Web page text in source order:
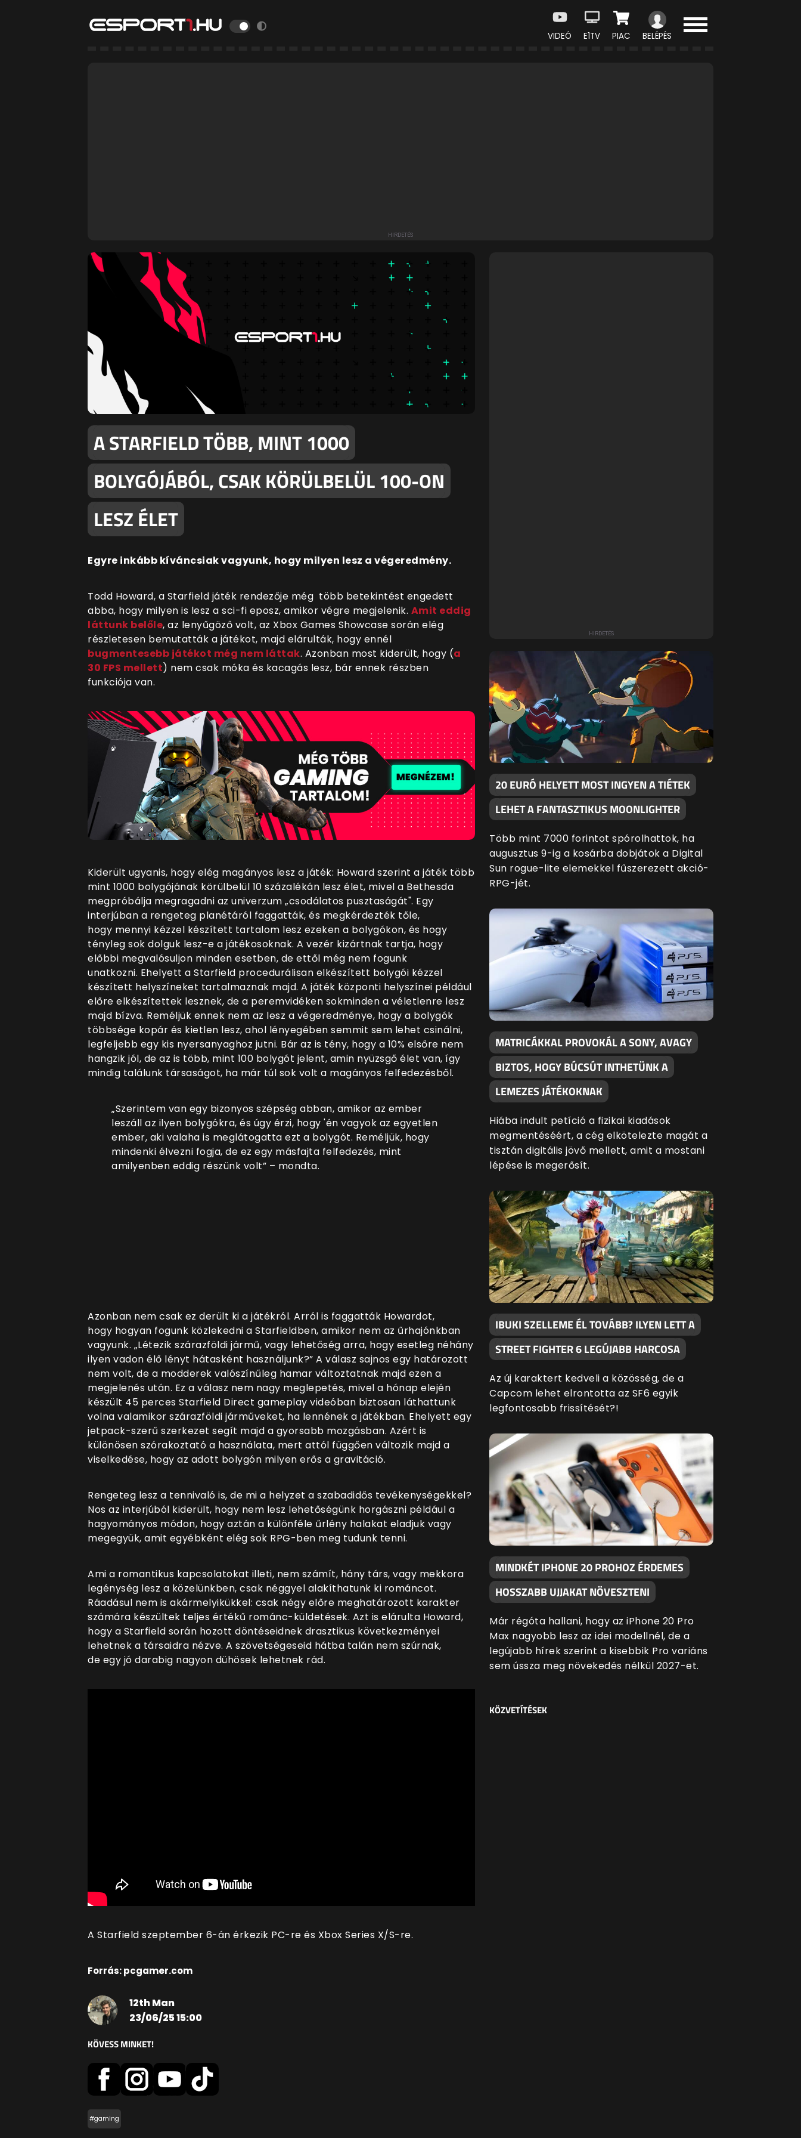
VIDEÓ E1TV PIAC BELÉPÉS
A STARFIELD TÖBB, MINT 1000
BOLYGÓJÁBÓL, CSAK KÖRÜLBELÜL 100-ON
LESZ ÉLET
Egyre inkább kíváncsiak vagyunk, hogy milyen lesz a végeredmény.
Todd Howard, a Starfield játék rendezője még több betekintést engedett
abba, hogy milyen is lesz a sci-fi eposz, amikor végre megjelenik. Amit eddig
láttunk belőle, az lenyűgöző volt, az Xbox Games Showcase során elég
részletesen bemutatták a játékot, majd elárulták, hogy ennél
bugmentesebb játékot még nem láttak. Azonban most kiderült, hogy (a
30 FPS mellett) nem csak móka és kacagás lesz, bár ennek részben
funkciója van.
Kiderült ugyanis, hogy elég magányos lesz a játék: Howard szerint a játék több
mint 1000 bolygójának körülbelül 10 százalékán lesz élet, mivel a Bethesda
megpróbálja megragadni az univerzum „csodálatos pusztaságát". Egy
interjúban a rengeteg planétáról faggatták, és megkérdezték tőle,
hogy mennyi kézzel készített tartalom lesz ezeken a bolygókon, és hogy
tényleg sok dolguk lesz-e a játékosoknak. A vezér kizártnak tartja, hogy
előbbi megvalósuljon minden esetben, de ettől még nem fogunk
unatkozni. Ehelyett a Starfield procedurálisan elkészített bolygói kézzel
készített helyszíneket tartalmaznak majd. A játék központi helyszínei például
előre elkészítettek lesznek, de a peremvidéken sokminden a véletlenre lesz
majd bízva. Reméljük ennek nem az lesz a végeredménye, hogy a bolygók
többsége kopár és kietlen lesz, ahol lényegében semmit sem lehet csinálni,
legfeljebb egy kis nyersanyaghoz jutni. Bár az is tény, hogy a 10% elsőre nem
hangzik jól, de az is több, mint 100 bolygót jelent, amin nyüzsgő élet van, így
mindig találunk társaságot, ha már túl sok volt a magányos felfedezésből.
„Szerintem van egy bizonyos szépség abban, amikor az ember
leszáll az ilyen bolygókra, és úgy érzi, hogy 'én vagyok az egyetlen
ember, aki valaha is meglátogatta ezt a bolygót. Reméljük, hogy
mindenki élvezni fogja, de ez egy másfajta felfedezés, mint
amilyenben eddig részünk volt” – mondta.
Azonban nem csak ez derült ki a játékról. Arról is faggatták Howardot,
hogy hogyan fogunk közlekedni a Starfieldben, amikor nem az űrhajónkban
vagyunk. „Létezik szárazföldi jármű, vagy lehetőség arra, hogy esetleg néhány
ilyen vadon élő lényt hátasként használjunk?” A válasz sajnos egy határozott
nem volt, de a modderek valószínűleg hamar változtatnak majd ezen a
megjelenés után. Ez a válasz nem nagy meglepetés, mivel a hónap elején
készült 45 perces Starfield Direct gameplay videóban biztosan láthattunk
volna valamikor szárazföldi járműveket, ha lennének a játékban. Ehelyett egy
jetpack-szerű szerkezet segít majd a gyorsabb mozgásban. Azért is
különösen szórakoztató a használata, mert attól függően változik majd a
viselkedése, hogy az adott bolygón milyen erős a gravitáció.
Rengeteg lesz a tennivaló is, de mi a helyzet a szabadidős tevékenységekkel?
Nos az interjúból kiderült, hogy nem lesz lehetőségünk horgászni például a
hagyományos módon, hogy aztán a különféle űrlény halakat eladjuk vagy
megegyük, amit egyébként elég sok RPG-ben meg tudunk tenni.
Ami a romantikus kapcsolatokat illeti, nem számít, hány társ, vagy mekkora
legénység lesz a közelünkben, csak néggyel alakíthatunk ki románcot.
Ráadásul nem is akármelyikükkel: csak négy előre meghatározott karakter
számára készültek teljes értékű románc-küldetések. Azt is elárulta Howard,
hogy a Starfield során hozott döntéseidnek drasztikus következményei
lehetnek a társaidra nézve. A szövetségeseid hátba talán nem szúrnak,
de egy jó darabig nagyon dühösek lehetnek rád.
A Starfield szeptember 6-án érkezik PC-re és Xbox Series X/S-re.
Forrás: pcgamer.com
12th Man
23/06/25 15:00
KÖVESS MINKET!
#gaming
20 EURÓ HELYETT MOST INGYEN A TIÉTEK
LEHET A FANTASZTIKUS MOONLIGHTER
Több mint 7000 forintot spórolhattok, ha
augusztus 9-ig a kosárba dobjátok a Digital
Sun rogue-lite elemekkel fűszerezett akció-
RPG-jét.
MATRICÁKKAL PROVOKÁL A SONY, AVAGY
BIZTOS, HOGY BÚCSÚT INTHETÜNK A
LEMEZES JÁTÉKOKNAK
Hiába indult petíció a fizikai kiadások
megmentéséért, a cég elkötelezte magát a
tisztán digitális jövő mellett, amit a mostani
lépése is megerősít.
IBUKI SZELLEME ÉL TOVÁBB? ILYEN LETT A
STREET FIGHTER 6 LEGÚJABB HARCOSA
Az új karaktert kedveli a közösség, de a
Capcom lehet elrontotta az SF6 egyik
legfontosabb frissítését?!
MINDKÉT IPHONE 20 PROHOZ ÉRDEMES
HOSSZABB UJJAKAT NÖVESZTENI
Már régóta hallani, hogy az iPhone 20 Pro
Max nagyobb lesz az idei modellnél, de a
legújabb hírek szerint a kisebbik Pro variáns
sem ússza meg növekedés nélkül 2027-et.
KÖZVETÍTÉSEK